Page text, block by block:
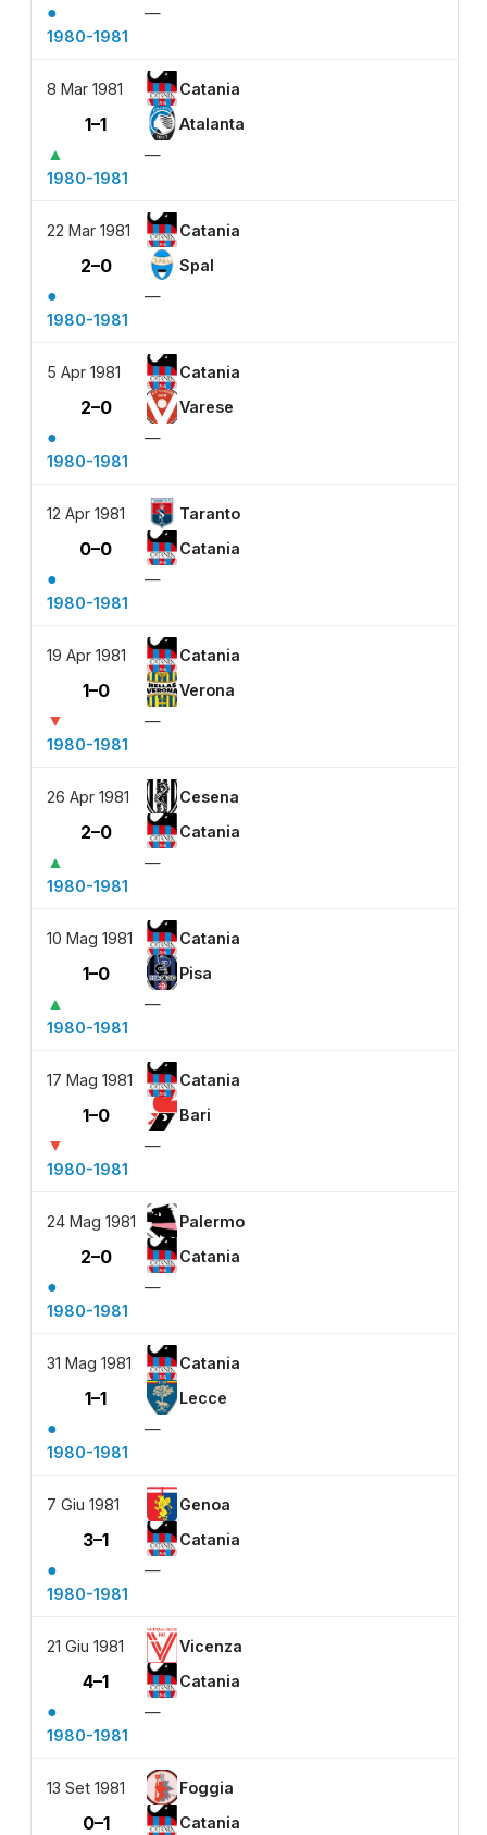
●
—
1980-1981
8 Mar 1981 Catania
1–1 Atalanta
▲
—
1980-1981
22 Mar 1981 Catania
2–0 Spal
●
—
1980-1981
5 Apr 1981 Catania
2–0 Varese
●
—
1980-1981
12 Apr 1981 Taranto
0–0 Catania
●
—
1980-1981
19 Apr 1981 Catania
1–0 Verona
▼
—
1980-1981
26 Apr 1981 Cesena
2–0 Catania
▲
—
1980-1981
10 Mag 1981 Catania
1–0 Pisa
▲
—
1980-1981
17 Mag 1981 Catania
1–0 Bari
▼
—
1980-1981
24 Mag 1981 Palermo
2–0 Catania
●
—
1980-1981
31 Mag 1981 Catania
1–1 Lecce
●
—
1980-1981
7 Giu 1981 Genoa
3–1 Catania
●
—
1980-1981
21 Giu 1981 Vicenza
4–1 Catania
●
—
1980-1981
13 Set 1981 Foggia
0–1 Catania